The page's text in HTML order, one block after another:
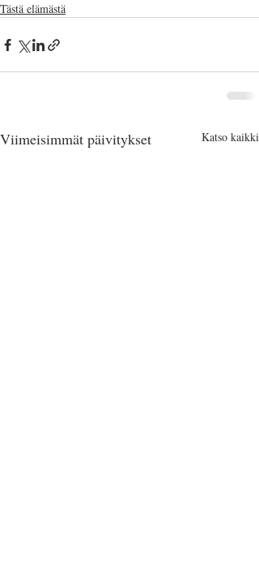
Tästä elämästä
Viimeisimmät päivitykset Katso kaikki